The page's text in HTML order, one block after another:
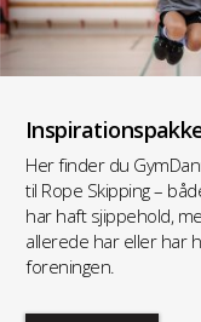
Her finder du
til Rope Skipping –
har haft sjippehold,
allerede har eller har
foreningen.